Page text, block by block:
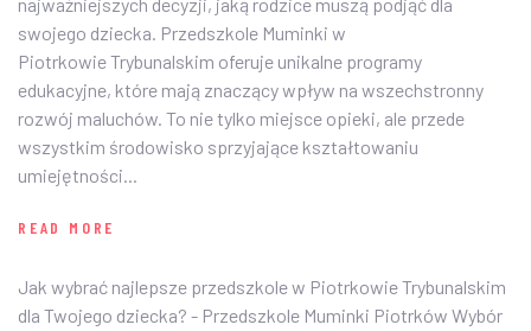
swojego dziecka. Przedszkole Muminki w
Piotrkowie Trybunalskim oferuje unikalne programy
edukacyjne, które mają znaczący wpływ na wszechstronny
rozwój maluchów. To nie tylko miejsce opieki, ale przede
wszystkim środowisko sprzyjające kształtowaniu
umiejętności...
READ MORE
Jak wybrać najlepsze przedszkole w Piotrkowie Trybunalskim
dla Twojego dziecka? - Przedszkole Muminki Piotrków Wybór